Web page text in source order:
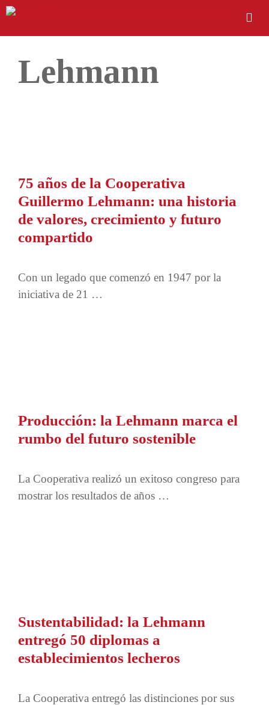
Lehmann
75 años de la Cooperativa
Guillermo Lehmann: una historia
de valores, crecimiento y futuro
compartido
Con un legado que comenzó en 1947 por la
iniciativa de 21 …
Producción: la Lehmann marca el
rumbo del futuro sostenible
La Cooperativa realizó un exitoso congreso para
mostrar los resultados de años …
Sustentabilidad: la Lehmann
entregó 50 diplomas a
establecimientos lecheros
La Cooperativa entregó las distinciones por sus